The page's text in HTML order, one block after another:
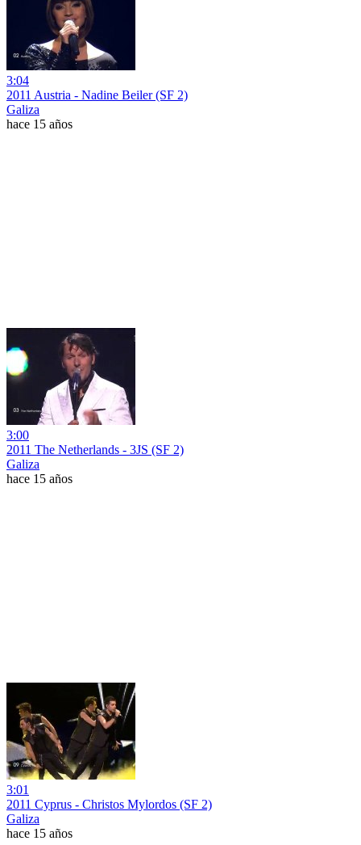
3:04
2011 Austria - Nadine Beiler (SF 2)
Galiza
hace 15 años
3:00
2011 The Netherlands - 3JS (SF 2)
Galiza
hace 15 años
3:01
2011 Cyprus - Christos Mylordos (SF 2)
Galiza
hace 15 años